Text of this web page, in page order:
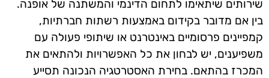
שירותים שיתאימו לתחום הדינמי והמשתנה של אופנה.
בין אם מדובר בקידום באמצעות רשתות חברתיות,
קמפיינים פרסומיים באינטרנט או שיתופי פעולה עם
משפיענים, יש לבחון את כל האפשרויות ולהתאים את
המכרז בהתאם. בחירת האסטרטגיה הנכונה תסייע